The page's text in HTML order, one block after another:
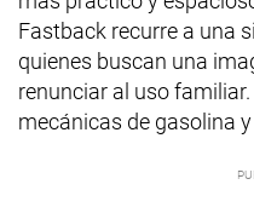
Fastback recurre a una
quienes buscan una
renunciar al uso
mecánicas de gasolina